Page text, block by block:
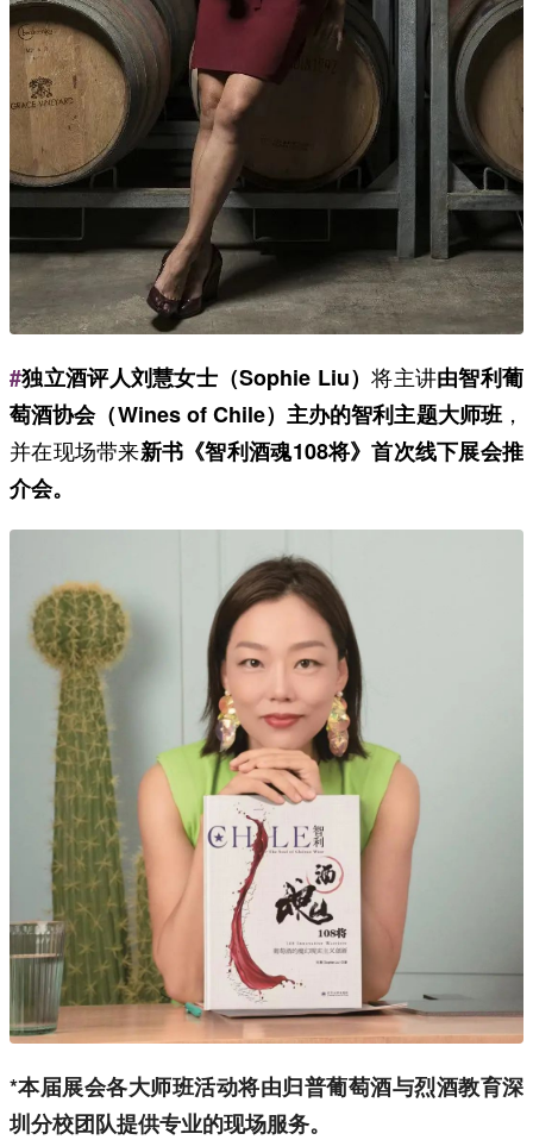
#独立酒评人刘慧女士（Sophie Liu）将主讲由智利葡
萄酒协会（Wines of Chile）主办的智利主题大师班 ，
并在现场带来新书《智利酒魂108将》首次线下展会推
介会。
*本届展会各大师班活动将由归普葡萄酒与烈酒教育深
圳分校团队提供专业的现场服务。